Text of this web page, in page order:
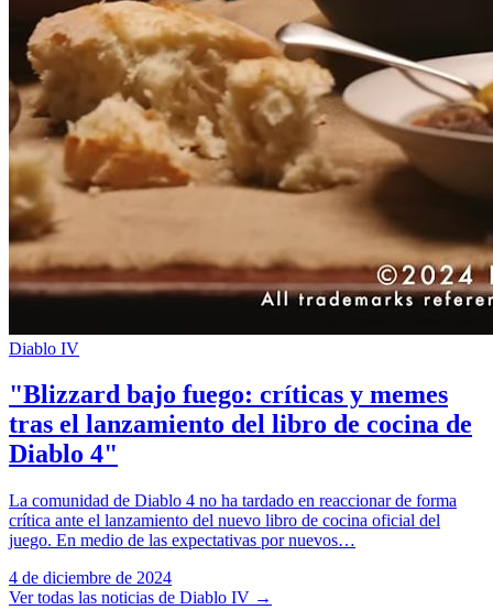
Diablo IV
"Blizzard bajo fuego: críticas y memes
tras el lanzamiento del libro de cocina de
Diablo 4"
La comunidad de Diablo 4 no ha tardado en reaccionar de forma
crítica ante el lanzamiento del nuevo libro de cocina oficial del
juego. En medio de las expectativas por nuevos…
4 de diciembre de 2024
Ver todas las noticias de Diablo IV →